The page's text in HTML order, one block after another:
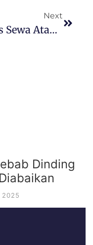
Next
Tips Sewa Atau Beli Rumah Second
Dinding
2025